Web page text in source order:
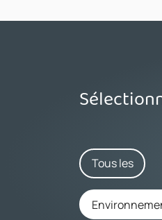
Tous les